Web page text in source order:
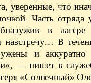
уверенные, что
Часть отряда
в лагере
навстречу… В
и
— пишет в
«Солнечный»